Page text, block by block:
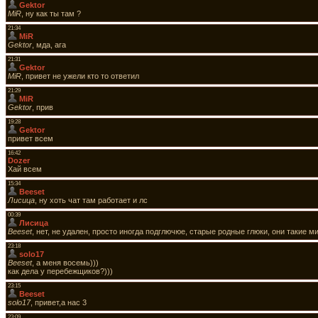
Gektor
MiR , ну как ты там ?
21:34
MiR
Gektor , мда, ага
21:31
Gektor
MiR , привет не ужели кто то ответил
21:29
MiR
Gektor , прив
19:28
Gektor
привет всем
16:42
Dozer
Хай всем
15:34
Beeset
Лисица , ну хоть чат там работает и лс
00:39
Лисица
Beeset, нет, не удален, просто иногда подглючюе, старые родные глюки, они такие
23:18
solo17
Beeset, а меня восемь)))
как дела у перебежщиков?)))
23:15
Beeset
solo17, привет,а нас 3